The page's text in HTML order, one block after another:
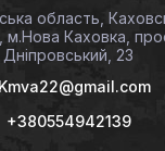
область,
м.Нова Каховка,
Дніпровський, 23
+380554942139